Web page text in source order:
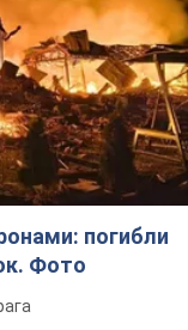
погибли
Фото